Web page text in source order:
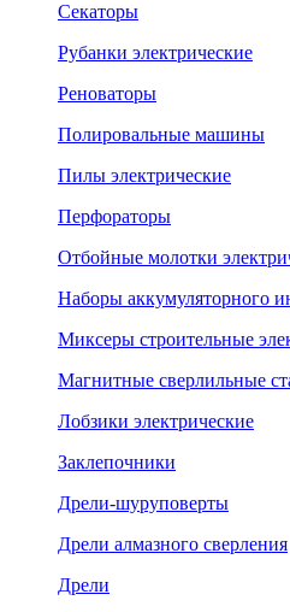
Секаторы
Рубанки электрические
Реноваторы
Полировальные машины
Пилы электрические
Перфораторы
Отбойные молотки
Наборы аккумуляторного
Миксеры строительные
Магнитные сверлильные
Лобзики электрические
Заклепочники
Дрели-шуруповерты
Дрели алмазного сверления
Дрели